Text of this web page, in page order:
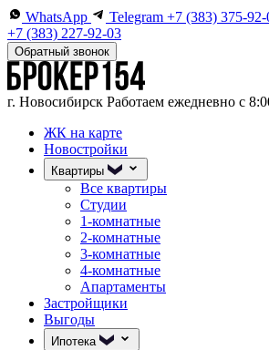
WhatsApp Telegram +7 (383) 375-92-
+7 (383) 227-92-03
Обратный звонок
г. Новосибирск Работаем ежедневно с
ЖК на карте
Новостройки
Квартиры
Все квартиры
Студии
1-комнатные
2-комнатные
3-комнатные
4-комнатные
Апартаменты
Застройщики
Выгоды
Ипотека